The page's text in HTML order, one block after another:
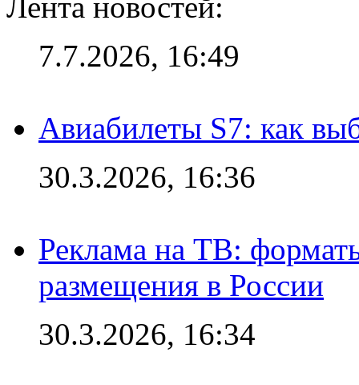
7.7.2026, 16:49
Авиабилеты S7: как
30.3.2026, 16:36
Реклама на ТВ:
размещения в России
30.3.2026, 16:34